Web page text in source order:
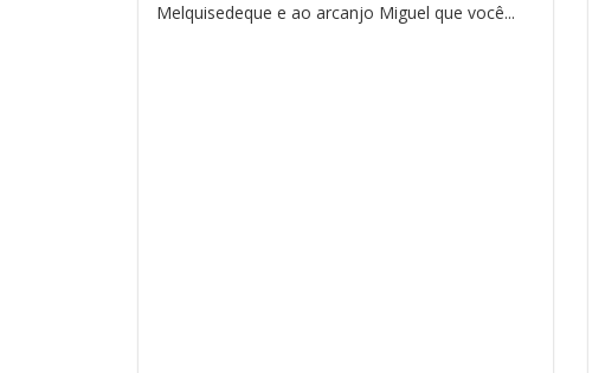
Melquisedeque e ao arcanjo Miguel que você...